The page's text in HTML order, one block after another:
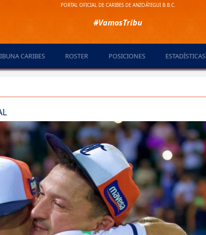
PORTAL OFICIAL DE CARIBES DE ANZOÁTEGUI B.B.C.
#VamosTribu
CARIBES ROSTER POSICIONES ESTADÍSTICAS